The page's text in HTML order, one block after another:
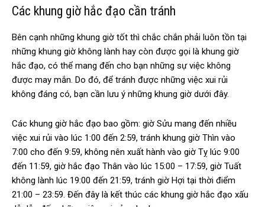
Các khung giờ hắc đạo cần tránh
Bên cạnh những khung giờ tốt thì chắc chắn phải luôn tồn tại
những khung giờ không lành hay còn được gọi là khung giờ
hắc đạo, có thể mang đến cho bạn những sự việc không
được may mắn. Do đó, để tránh được những việc xui rủi
không đáng có, bạn cần lưu ý những khung giờ dưới đây.
Các khung giờ hắc đạo bao gồm: giờ Sửu mang đến nhiều
việc xui rủi vào lúc 1:00 đến 2:59, tránh khung giờ Thìn vào
7:00 cho đến 9:59, không nên xuất hành vào giờ Tỵ lúc 9:00
đến 11:59, giờ hắc đạo Thân vào lúc 15:00 – 17:59, giờ Tuất
không lành lúc 19:00 đến 21:59, tránh giờ Hợi tại thời điểm
21:00 – 23:59. Đến đây là kết thúc các khung giờ hắc đạo xấu